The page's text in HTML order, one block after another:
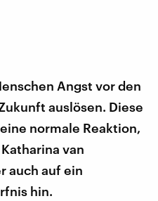
Angst vor den
auslösen. Diese
normale Reaktion,
van
auch auf ein
hin.